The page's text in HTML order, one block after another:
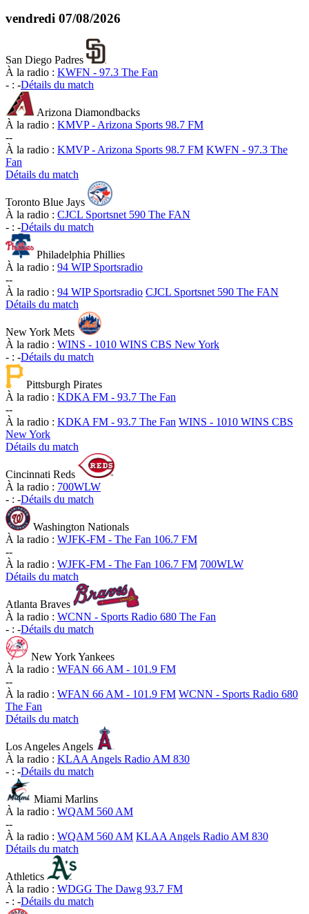
vendredi 07/08/2026
San Diego Padres
À la radio : KWFN - 97.3 The Fan
- : -Détails du match
Arizona Diamondbacks
À la radio : KMVP - Arizona Sports 98.7 FM
--
À la radio : KMVP - Arizona Sports 98.7 FM KWFN - 97.3 The
Fan
Détails du match
Toronto Blue Jays
À la radio : CJCL Sportsnet 590 The FAN
- : -Détails du match
Philadelphia Phillies
À la radio : 94 WIP Sportsradio
--
À la radio : 94 WIP Sportsradio CJCL Sportsnet 590 The FAN
Détails du match
New York Mets
À la radio : WINS - 1010 WINS CBS New York
- : -Détails du match
Pittsburgh Pirates
À la radio : KDKA FM - 93.7 The Fan
--
À la radio : KDKA FM - 93.7 The Fan WINS - 1010 WINS CBS
New York
Détails du match
Cincinnati Reds
À la radio : 700WLW
- : -Détails du match
Washington Nationals
À la radio : WJFK-FM - The Fan 106.7 FM
--
À la radio : WJFK-FM - The Fan 106.7 FM 700WLW
Détails du match
Atlanta Braves
À la radio : WCNN - Sports Radio 680 The Fan
- : -Détails du match
New York Yankees
À la radio : WFAN 66 AM - 101.9 FM
--
À la radio : WFAN 66 AM - 101.9 FM WCNN - Sports Radio 680
The Fan
Détails du match
Los Angeles Angels
À la radio : KLAA Angels Radio AM 830
- : -Détails du match
Miami Marlins
À la radio : WQAM 560 AM
--
À la radio : WQAM 560 AM KLAA Angels Radio AM 830
Détails du match
Athletics
À la radio : WDGG The Dawg 93.7 FM
- : -Détails du match